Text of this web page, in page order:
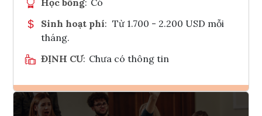
Sinh hoạt phí: Từ 1.700 - 2.200 USD mỗi
tháng.
ĐỊNH CƯ: Chưa có thông tin
Ghi danh